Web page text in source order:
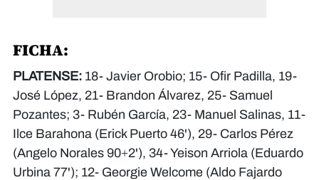
FICHA:
PLATENSE: 18- Javier Orobio; 15- Ofir Padilla, 19-
José López, 21- Brandon Álvarez, 25- Samuel
Pozantes; 3- Rubén García, 23- Manuel Salinas, 11-
Ilce Barahona (Erick Puerto 46'), 29- Carlos Pérez
(Angelo Norales 90+2'), 34- Yeison Arriola (Eduardo
Urbina 77'); 12- Georgie Welcome (Aldo Fajardo